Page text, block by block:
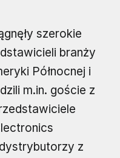
szerokie
branży
Północnej i
m.in. goście z
z